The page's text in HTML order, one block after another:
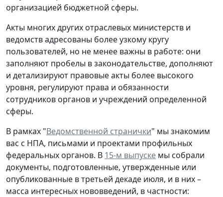
организацией бюджетной сферы.
Акты многих других отраслевых министерств и
ведомств адресованы более узкому кругу
пользователей, но не менее важны в работе: они
заполняют пробелы в законодательстве, дополняют
и детализируют правовые акты более высокого
уровня, регулируют права и обязанности
сотрудников органов и учреждений определенной
сферы.
В рамках "Ведомственной странички" мы знакомим
вас с НПА, письмами и проектами профильных
федеральных органов. В 15-м выпуске мы собрали
документы, подготовленные, утвержденные или
опубликованные в третьей декаде июля, и в них –
масса интересных нововведений, в частности: